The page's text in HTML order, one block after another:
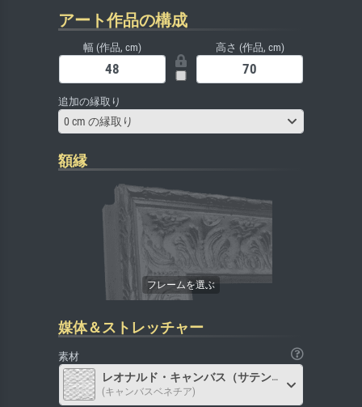
アート作品の構成
幅 (作品, cm) 高さ (作品, cm)
追加の縁取り
0 cm の縁取り
額縁
媒体＆ストレッチャー
素材
レオナルド・キャンバス（サテン）
(キャンバスベネチア)